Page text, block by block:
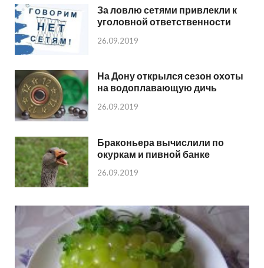
За ловлю сетями привлекли к
уголовной ответственности
26.09.2019
На Дону открылся сезон охоты
на водоплавающую дичь
26.09.2019
Браконьера вычислили по
окуркам и пивной банке
26.09.2019